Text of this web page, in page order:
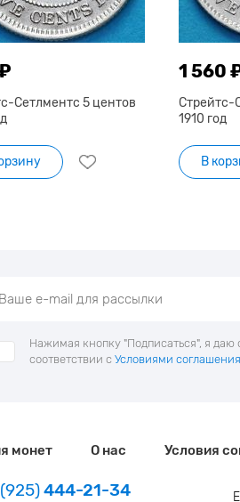
Сетлментс 5 центов
1 560
Стрейтс-
1910 год
В
Нажимая кнопку "Подписаться", я даю
соответствии с Условиями соглашения
монет О нас Условия
444-21-34